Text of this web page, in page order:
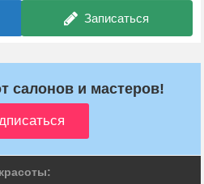
Записаться
салонов и мастеров!